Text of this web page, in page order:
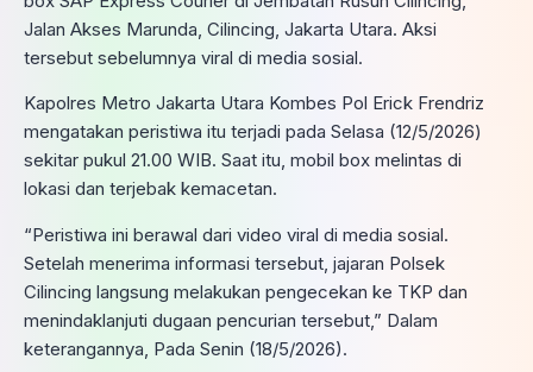
Jalan Akses Marunda, Cilincing, Jakarta Utara. Aksi
tersebut sebelumnya viral di media sosial.
Kapolres Metro Jakarta Utara Kombes Pol Erick Frendriz
mengatakan peristiwa itu terjadi pada Selasa (12/5/2026)
sekitar pukul 21.00 WIB. Saat itu, mobil box melintas di
lokasi dan terjebak kemacetan.
“Peristiwa ini berawal dari video viral di media sosial.
Setelah menerima informasi tersebut, jajaran Polsek
Cilincing langsung melakukan pengecekan ke TKP dan
menindaklanjuti dugaan pencurian tersebut,” Dalam
keterangannya, Pada Senin (18/5/2026).